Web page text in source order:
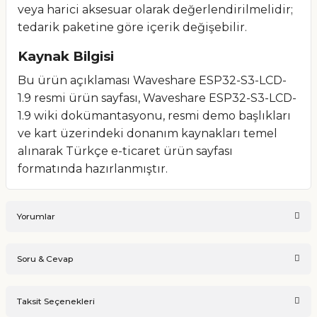
veya harici aksesuar olarak değerlendirilmelidir;
tedarik paketine göre içerik değişebilir.
Kaynak Bilgisi
Bu ürün açıklaması Waveshare ESP32-S3-LCD-
1.9 resmi ürün sayfası, Waveshare ESP32-S3-LCD-
1.9 wiki dokümantasyonu, resmi demo başlıkları
ve kart üzerindeki donanım kaynakları temel
alınarak Türkçe e-ticaret ürün sayfası
formatında hazırlanmıştır.
Yorumlar
Soru & Cevap
Taksit Seçenekleri